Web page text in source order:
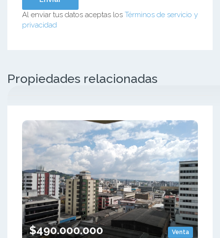
Al enviar tus datos aceptas los Términos de servicio y
privacidad
Propiedades relacionadas
Venta
$490.000.000